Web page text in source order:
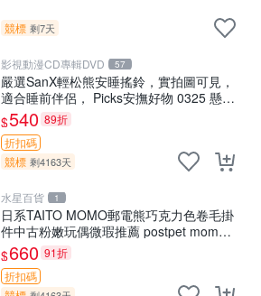
競標 剩7天
影視動漫CD專輯DVD 57
嚴選SanX輕松熊安睡搖鈴，實拍圖可見，
適合睡前伴侶， Picks安撫好物 0325 懸吊
電腦
$540 89折
折扣碼
競標 剩4163天
水星百貨 1
日系TAITO MOMO郵電熊巧克力色卷毛掛
件中古粉嫩玩偶微瑕推薦 postpet momo
郵電熊 中古玩偶
$660 91折
折扣碼